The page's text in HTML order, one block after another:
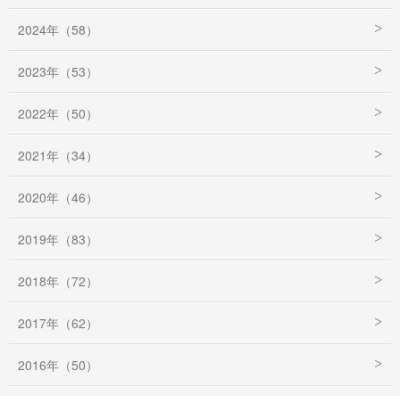
2024年（58）
2023年（53）
2022年（50）
2021年（34）
2020年（46）
2019年（83）
2018年（72）
2017年（62）
2016年（50）